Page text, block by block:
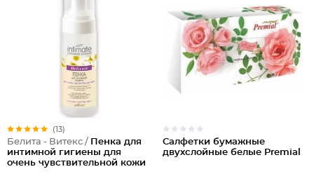
(13)
Белита - Витекс / Пенка для
интимной гигиены для
очень чувствительной кожи
Салфетки бумажные
двухслойные белые Premial